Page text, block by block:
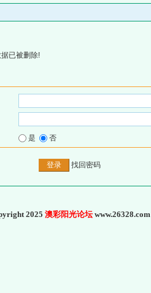
已被删除!
是 否
找回密码
2025 澳彩阳光论坛www.26328.com